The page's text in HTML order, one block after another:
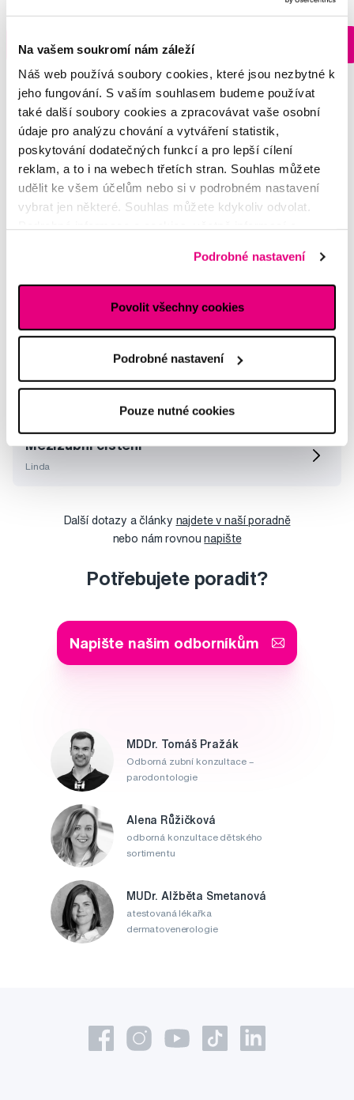
Na vašem soukromí nám záleží
Náš web používá soubory cookies, které jsou nezbytné k
jeho fungování. S vaším souhlasem budeme používat
také další soubory cookies a zpracovávat vaše osobní
údaje pro analýzu chování a vytváření statistik,
poskytování dodatečných funkcí a pro lepší cílení
reklam, a to i na webech třetích stran. Souhlas můžete
udělit ke všem účelům nebo si v podrobném nastavení
vybrat jen některé. Souhlas můžete kdykoliv odvolat.
Podrobné nastavení
Povolit všechny cookies
Podrobné nastavení
Pouze nutné cookies
Do košíku
Ihned na
Vybrané dotazy a články
Ústní sprcha a mezizubní prostory
Rozdíl v mezizubních kartáčcích TePe
Mezizubní čištění
Linda
Další dotazy a články najdete v naší poradně
nebo nám rovnounapište
Potřebujete poradit?
Napište našim odborníkům
MDDr. Tomáš Pražák
Odborná zubní konzultace –
parodontologie
Alena Růžičková
odborná konzultace dětského
sortimentu
MUDr. Alžběta Smetanová
atestovaná lékařka
dermatovenerologie